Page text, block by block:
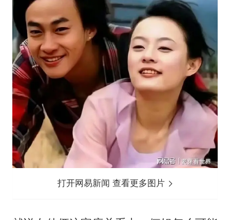
打开网易新闻 查看更多图片